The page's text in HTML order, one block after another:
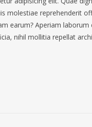
molestiae reprehenderit
earum? Aperiam
nihil mollitia repellat